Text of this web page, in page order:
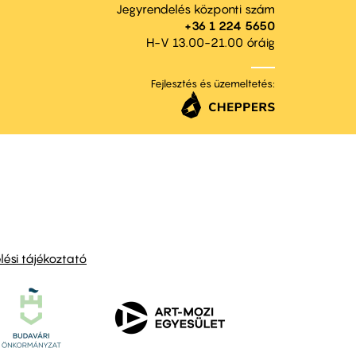
Jegyrendelés központi szám
+36 1 224 5650
H-V 13.00-21.00 óráig
Fejlesztés és üzemeltetés:
tájékoztató